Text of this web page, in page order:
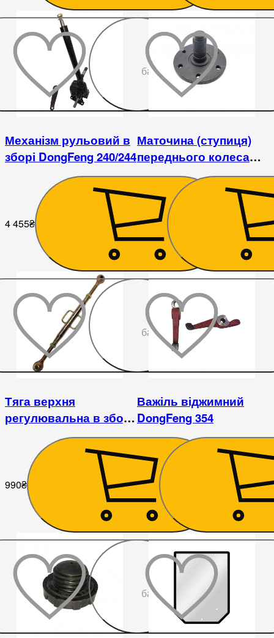
бажаного
Механізм рульовий в
зборі DongFeng 240/244
4 455₴
Маточина (ступиця)
переднього колеса
DongFeng 244
2 268₴
бажаного
Тяга верхня
регулювальна в зборі
DongFeng 240/244
990₴
Важіль віджимний
DongFeng 354
180₴
бажаного